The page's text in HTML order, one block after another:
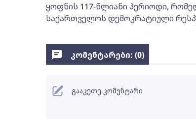
ყოფნის 117-წლიანი პერიოდი,
საქართველოს დემოკრატიული
კომენტარები: (0)
გააკეთე კომენტარი